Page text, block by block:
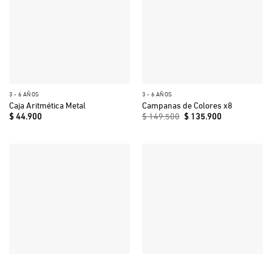
3 - 6 AÑOS
Caja Aritmética Metal
$44.900
3 - 6 AÑOS
Campanas de Colores x8
$149.500 El
precio
$135.900El